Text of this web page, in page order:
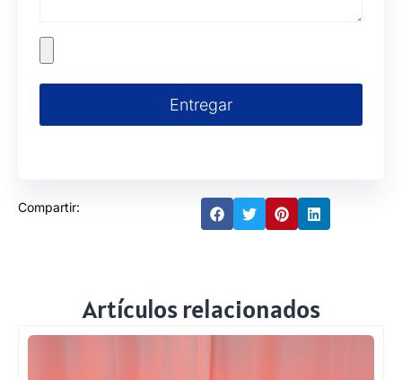
Entregar
Compartir:
Artículos relacionados